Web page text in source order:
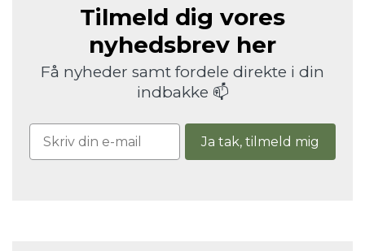
Tilmeld dig vores
nyhedsbrev her
Få nyheder samt fordele direkte i din
indbakke 📫
Ja tak, tilmeld mig